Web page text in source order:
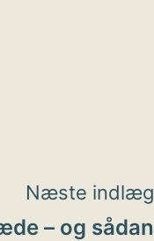
Næste indlæg
– og sådan